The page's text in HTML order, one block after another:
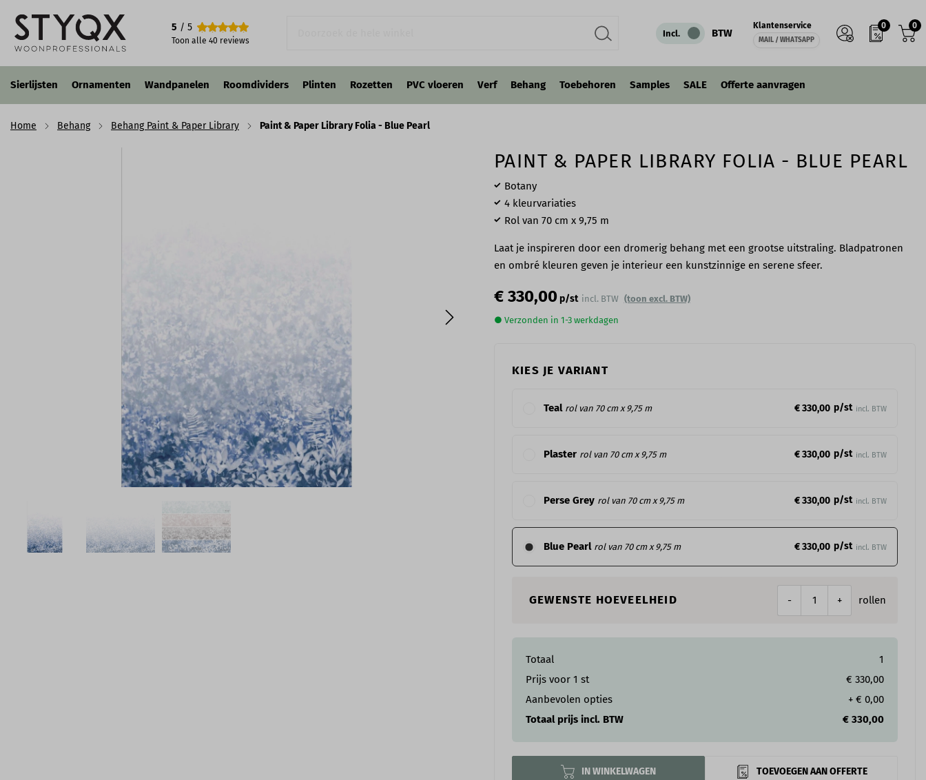
0
5 / 5
Toon alle 40 reviews
Incl. BTW
Klantenservice
MAIL / WHATSAPP
0
Sierlijsten Ornamenten Wandpanelen Roomdividers Plinten Rozetten PVC vloeren Verf Behang Toebehoren Samples SALE Offerte aanvragen
Home Behang Behang Paint & Paper Library Paint & Paper Library Folia - Blue Pearl
PAINT & PAPER LIBRARY FOLIA - BLUE PEARL
€ 330,00p/st incl. BTW (toon excl. BTW)
● Verzonden in 1-3 werkdagen
KIES JE VARIANT
Teal rol van 70 cm x 9,75 m € 330,00 p/st incl. BTW
Plaster rol van 70 cm x 9,75 m € 330,00 p/st incl. BTW
Perse Grey rol van 70 cm x 9,75 m € 330,00 p/st incl. BTW
Blue Pearl rol van 70 cm x 9,75 m € 330,00 p/st incl. BTW
GEWENSTE HOEVEELHEID - + rollen
Totaal
1
Prijs voor 1 st
€ 330,00
Aanbevolen opties
+ € 0,00
Totaal prijs incl. BTW
€ 330,00
Paint & Paper Library Folia - Blue Pearl
€ 330,00 p/st
IN WINKELWAGEN
IN WINKELWAGEN TOEVOEGEN AAN OFFERTE
Botany
4 kleurvariaties
Rol van 70 cm x 9,75 m
Laat je inspireren door een dromerig behang met een grootse uitstraling. Bladpatronen
en ombré kleuren geven je interieur een kunstzinnige en serene sfeer.